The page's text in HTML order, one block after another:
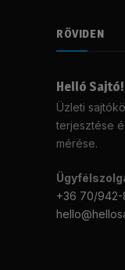
RÖVIDEN
Helló
Üzleti
terjesztése
mérése.
+36 70/942-